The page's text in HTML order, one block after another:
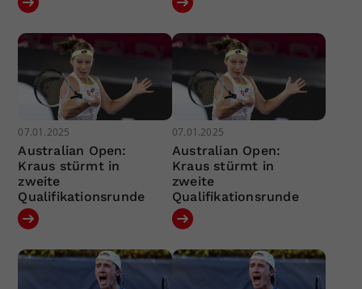
07.01.2025
Australian Open:
Kraus stürmt in
zweite
Qualifikationsrunde
07.01.2025
Australian Open:
Kraus stürmt in
zweite
Qualifikationsrunde